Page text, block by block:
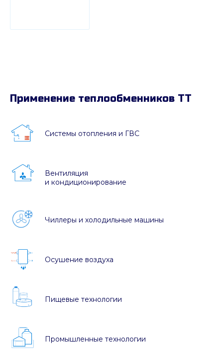
Применение теплообменников ТТ
Системы отопления и ГВС
Вентиляция
и кондиционирование
Чиллеры и холодильные машины
Осушение воздуха
Пищевые технологии
Промышленные технологии